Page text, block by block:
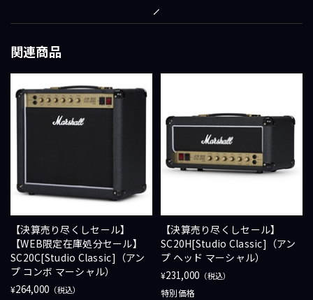
関連商品
【決算売り尽くしセール】
【WEB限定在庫処分セール】
SC20C[Studio Classic]（アン
プ コンボ マーシャル）
¥264,000 （税込）
【決算売り尽くしセール】
SC20H[Studio Classic]（アン
プ ヘッド マーシャル）
¥231,000 （税込）
特別価格